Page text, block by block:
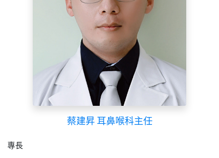
蔡建昇 耳鼻喉科主任
專長